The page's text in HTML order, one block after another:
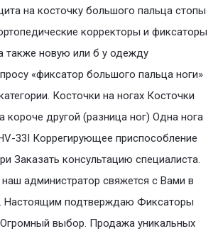
на косточку большого пальца стопы
корректоры и фиксаторы
также новую или б у одежду
«фиксатор большого пальца ноги»
Косточки на ногах Косточки
короче другой (разница ног) Одна нога
33I Коррегирующее приспособление
Заказать консультацию специалиста.
наш администратор свяжется с Вами в
Настоящим подтверждаю Фиксаторы
выбор. Продажа уникальных